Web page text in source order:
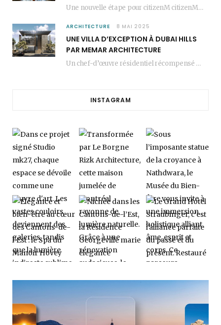
Une nouvelle étape pour citizenM citizenM racheté par Marriott, c’est une annonce qui marque un…
ARCHITECTURE 8 MAI 2025
UNE VILLA D’EXCEPTION À DUBAI HILLS
PAR MEMAR ARCHITECTURE
Un chef-d’œuvre résidentiel récompensé MEMAR Architecture, agence renommée basée à Dubaï, présente aujourd’hui sa dernière…
INSTAGRAM